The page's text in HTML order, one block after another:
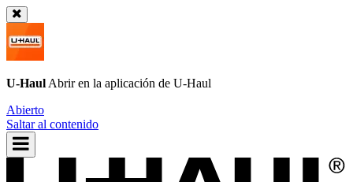
U-Haul Abrir en la aplicación de U-Haul
Abierto
Saltar al contenido